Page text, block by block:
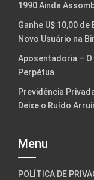
1990 Ainda
Ganhe U$ 10,00
Novo Usuário na
Aposentadoria – O
Perpétua
Previdência
Deixe o Ruído
Menu
POLÍTICA DE